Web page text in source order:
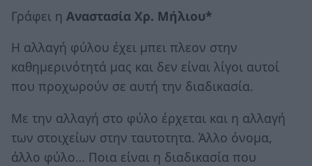
Γράφει η Αναστασία Χρ. Μήλιου*
Η αλλαγή φύλου έχει μπει πλεον στην
καθημερινότητά μας και δεν είναι λίγοι αυτοί
που προχωρούν σε αυτή την διαδικασία.
Με την αλλαγή στο φύλο έρχεται και η αλλαγή
των στοιχείων στην ταυτοτητα. Άλλο όνομα,
άλλο φύλο… Ποια είναι η διαδικασία που